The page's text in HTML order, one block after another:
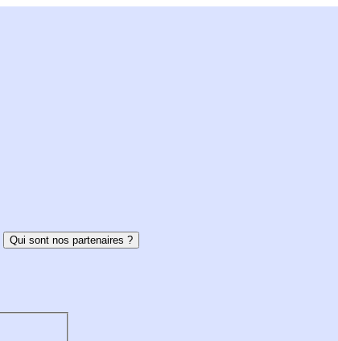
Qui sont nos partenaires ?